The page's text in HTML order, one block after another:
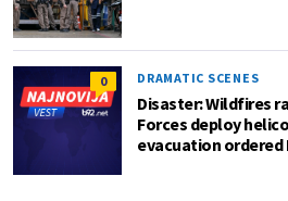
0 DRAMATIC SCENES
Disaster: Wildfires
Forces deploy
evacuation ordered